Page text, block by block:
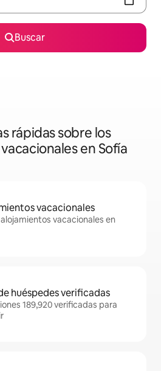
Buscar
rápidas sobre los
en Sofía
vacacionales
vacacionales en
huéspedes verificadas
189,920 verificadas para